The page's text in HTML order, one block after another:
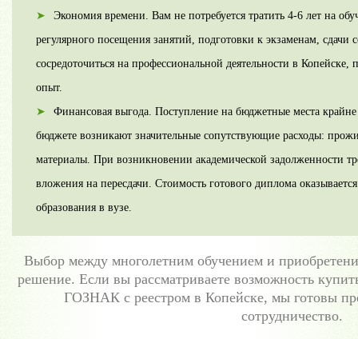
Экономия времени. Вам не потребуется тратить 4-6 лет на
регулярного посещения занятий, подготовки к экзаменам,
сосредоточиться на профессиональной деятельности в Копейске,
опыт.
Финансовая выгода. Поступление на бюджетные места
бюджете возникают значительные сопутствующие расходы:
материалы. При возникновении академической задолженности
вложения на пересдачи. Стоимость готового диплома
образования в вузе.
Выбор между многолетним обучением и
решение. Если вы рассматриваете возможность
ГОЗНАК с реестром в Копейске, мы готовы
сотрудничество.